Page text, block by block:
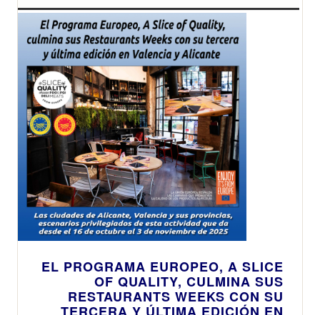
EL PROGRAMA EUROPEO, A SLICE
OF QUALITY, CULMINA SUS
RESTAURANTS WEEKS CON SU
TERCERA Y ÚLTIMA EDICIÓN EN